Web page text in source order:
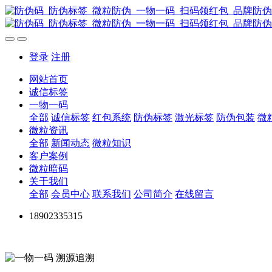
登录 注册
网站首页
诚信标签
一物一码
全部 诚信标签 红包系统 防伪标签 激光标签 防伪包装 微
微粒资讯
全部 新闻动态 微粒知识
客户案例
微粒暗码
关于我们
全部 会员中心 联系我们 公司简介 在线留言
18902335315